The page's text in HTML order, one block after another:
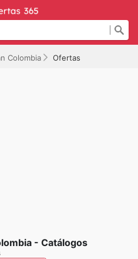
Colombia Ofertas
- Catálogos